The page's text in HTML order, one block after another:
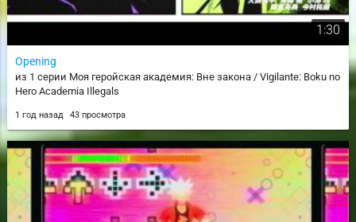
1:30
Opening
из 1 серии Моя геройская академия: Вне закона / Vigilante: Boku no
Hero Academia Illegals
1 год назад 43 просмотра